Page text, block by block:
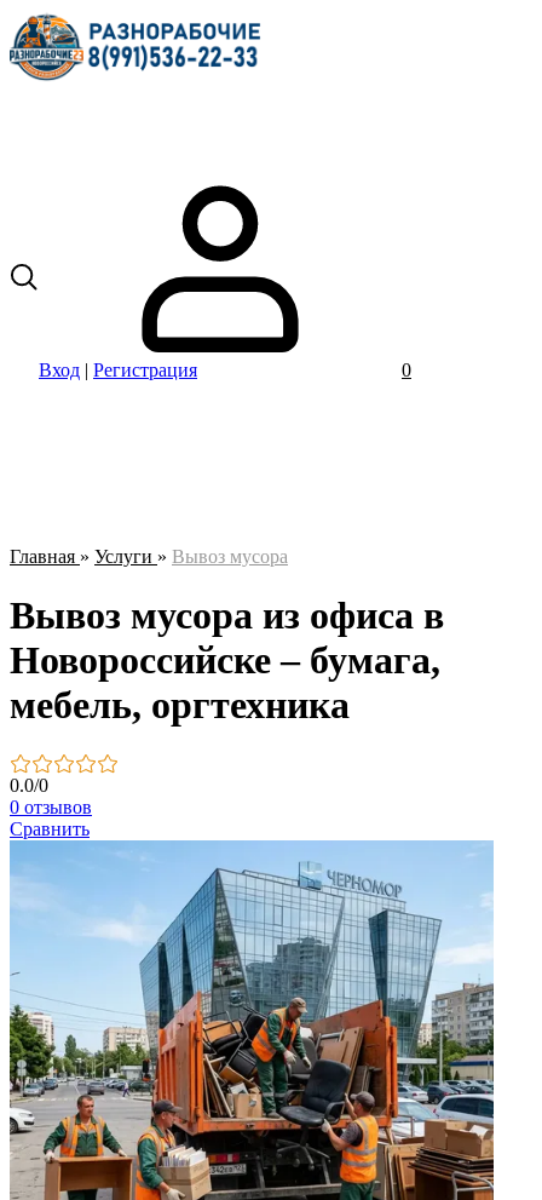
Вход | Регистрация 0
Главная » Услуги » Вывоз мусора
Вывоз мусора из офиса в
Новороссийске – бумага,
мебель, оргтехника
0.0/0
0 отзывов
Сравнить